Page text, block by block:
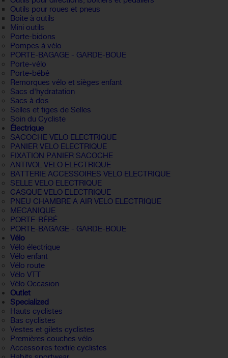
Outils pour roues et pneus
Boite à outils
Mini outils
Porte-bidons
Pompes à vélo
PORTE-BAGAGE - GARDE-BOUE
Porte-vélo
Porte-bébé
Remorques vélo et sièges enfant
Sacs d'hydratation
Sacs à dos
Selles et tiges de Selles
Soin du Cycliste
Électrique
SACOCHE VELO ELECTRIQUE
PANIER VELO ELECTRIQUE
FIXATION PANIER SACOCHE
ANTIVOL VELO ELECTRIQUE
BATTERIE ACCESSOIRES VELO ELECTRIQUE
SELLE VELO ELECTRIQUE
CASQUE VELO ELECTRIQUE
PNEU CHAMBRE A AIR VELO ELECTRIQUE
MECANIQUE
PORTE-BÉBÉ
PORTE-BAGAGE - GARDE-BOUE
Vélo
Vélo électrique
Vélo enfant
Vélo route
Vélo VTT
Vélo Occasion
Outlet
Specialized
Hauts cyclistes
Bas cyclistes
Vestes et gilets cyclistes
Premières couches vélo
Accessoires textile cyclistes